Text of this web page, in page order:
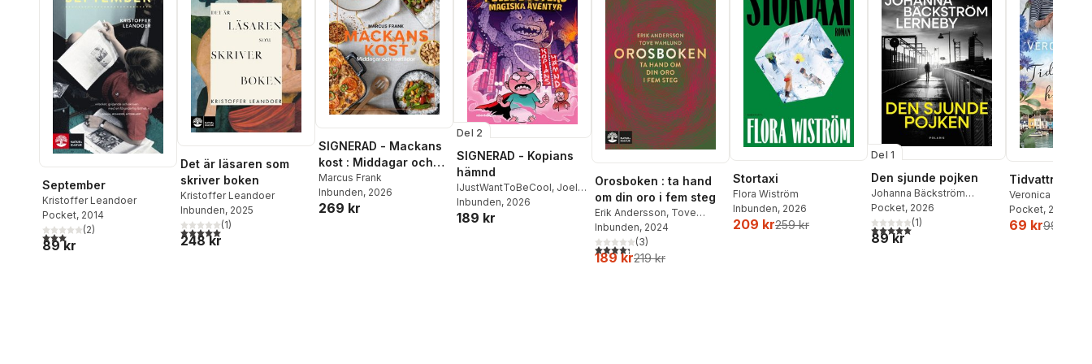
September
Kristoffer Leandoer
Pocket, 2014
3,0utav 5 stjärnor. Totalt antal röster:
(2)
89 kr
Det är läsaren som
skriver boken
Kristoffer Leandoer
Inbunden, 2025
5,0utav 5 stjärnor. Totalt antal röster:
(1)
248 kr
SIGNERAD - Mackans
kost : Middagar och
matlådor
Marcus Frank
Inbunden, 2026
269 kr
Del 2
SIGNERAD - Kopians
hämnd
IJustWantToBeCool, Joel
Adolphson,Emil Ejdemo
Beer ,Victor Beer
Inbunden, 2026
189 kr
Orosboken : ta hand
om din oro i fem steg
Erik Andersson, Tove
Wahlund
Inbunden, 2024
4,3utav 5 stjärnor. Totalt antal röster:
(3)
189 kr219 kr
Stortaxi
Flora Wiström
Inbunden, 2026
209 kr259 kr
Del 1
Den sjunde pojken
Johanna Bäckström
Lerneby
Pocket, 2026
5,0utav 5 stjärnor. Totalt antal röster:
(1)
89 kr
Tidvattnets
Veronica Henry
Pocket, 2026
69 kr99 kr